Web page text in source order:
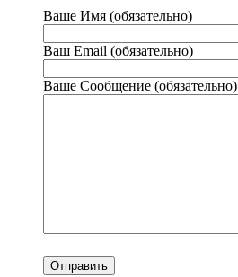
Ваше Имя (обязательно)
Ваш Email (обязательно)
Ваше Сообщение (обязательно)